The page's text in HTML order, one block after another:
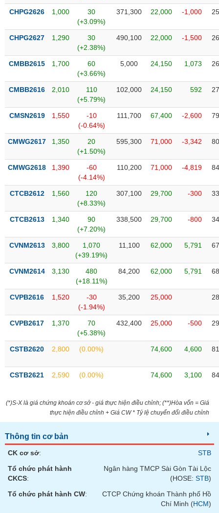
CHPG2626 1,000
30
(+3.09%)
371,300 22,000 -1,000
CHPG2627 1,290
30
(+2.38%)
490,100 22,000 -1,500
CMBB2615 1,700
60
(+3.66%)
5,000 24,150 1,073
CMBB2616 2,010
110
(+5.79%)
102,000 24,150 592
CMSN2619 1,550
-10
(-0.64%)
111,700 67,400 -2,600
CMWG2617 1,350
20
(+1.50%)
595,300 71,000 -3,342
CMWG2618 1,390
-60
(-4.14%)
110,200 71,000 -4,819
CTCB2612 1,560
120
(+8.33%)
307,100 29,700 -300
CTCB2613 1,340
90
(+7.20%)
338,500 29,700 -800
CVNM2613 3,800
1,070
(+39.19%)
11,100 62,000 5,791
CVNM2614 3,130
480
(+18.11%)
84,200 62,000 5,791
CVPB2616 1,520
-30
(-1.94%)
35,200 25,000
CVPB2617 1,370
70
(+5.38%)
432,400 25,000 -500
CSTB2620 2,800 (0.00%) 74,600 4,600
CSTB2621 2,590 (0.00%) 74,600 3,100
(*)S-X là giá chứng khoán cơ sở - giá thực hiện điều chỉnh; (**)Hòa vốn = Giá
thực hiện điều chỉnh + Giá CW * Tỷ lệ chuyển đổi điều chỉnh
Thông tin cơ bản
CK cơ sở:
STB
Tổ chức phát hành
CKCS:
Ngân hàng TMCP Sài Gòn Tài Lộc
(HOSE: STB)
Tổ chức phát hành CW:
CTCP Chứng khoán Thành phố Hồ
Chí Minh (HCM)
ÍCH
BẤT
ĐỘNG
chứng
khoán
Tất cả Cổ phiếu Chỉ số Chứng chỉ quỹ Chứng
Lãnh
(-)
Người nội bộ
tức
(-)
của
(-)
Báo
tích
(-)
Thuật
ngữ
(-)
Dịch
vụ
(-)